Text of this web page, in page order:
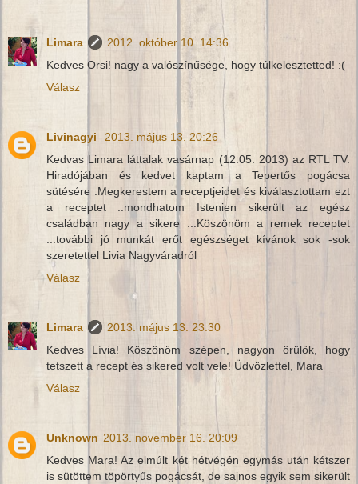
Limara
2012. október 10. 14:36
Kedves Orsi! nagy a valószínűsége, hogy túlkelesztetted! :(
Válasz
Livinagyi
2013. május 13. 20:26
Kedvas Limara láttalak vasárnap (12.05. 2013) az RTL TV.
Hiradójában és kedvet kaptam a Tepertős pogácsa
sütésére .Megkerestem a receptjeidet és kiválasztottam ezt
a receptet ..mondhatom Istenien sikerült az egész
családban nagy a sikere ...Köszönöm a remek receptet
...további jó munkát erőt egészséget kívánok sok -sok
szeretettel Livia Nagyváradról
Válasz
Limara
2013. május 13. 23:30
Kedves Lívia! Köszönöm szépen, nagyon örülök, hogy
tetszett a recept és sikered volt vele! Üdvözlettel, Mara
Válasz
Unknown 2013. november 16. 20:09
Kedves Mara! Az elmúlt két hétvégén egymás után kétszer
is sütöttem töpörtyűs pogácsát, de sajnos egyik sem sikerült